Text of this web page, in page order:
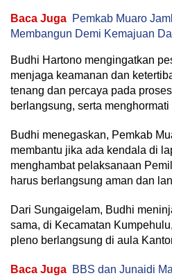
Baca Juga Pemkab Muaro
Membangun Demi Kemajuan
Budhi Hartono mengingatkan
menjaga keamanan dan
tenang dan percaya pada
berlangsung, serta
Budhi menegaskan, Pemkab
membantu jika ada kendala di
menghambat pelaksanaan
harus berlangsung aman dan
Dari Sungaigelam, Budhi
sama, di Kecamatan
pleno berlangsung di aula
Baca Juga BBS dan Junaidi